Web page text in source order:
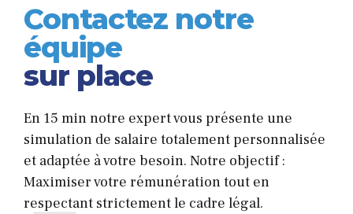
Contactez notre
équipe
sur place
En 15 min notre expert vous présente une
simulation de salaire totalement personnalisée
et adaptée à votre besoin. Notre objectif :
Maximiser votre rémunération tout en
respectant strictement le cadre légal.